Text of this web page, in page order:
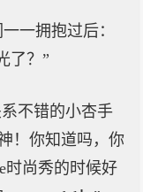
一拥抱过后：
了？”
不错的小杏手
！你知道吗，你
时尚秀的时候好